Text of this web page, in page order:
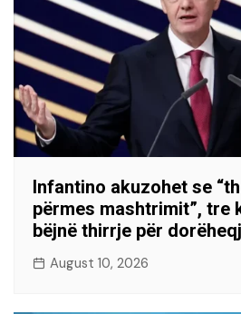
Infantino akuzohet se
përmes mashtrimit”, tre
bëjnë thirrje për
August 10, 2026